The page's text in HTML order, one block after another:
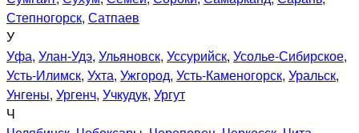
Степногорск, Сатпаев
У
Уфа, Улан-Удэ, Ульяновск, Уссурийск, Усолье-Сибирское,
Усть-Илимск, Ухта, Ужгород, Усть-Каменогорск, Уральск,
Унгены, Ургенч, Учкудук, Ургут
Ч